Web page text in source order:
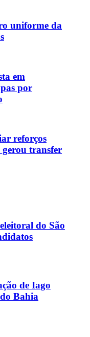
uniforme da
em
por
reforços
transfer
do São
de Iago
Bahia